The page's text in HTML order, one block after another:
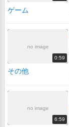
ゲーム
no image
0:59
その他
no image
6:59